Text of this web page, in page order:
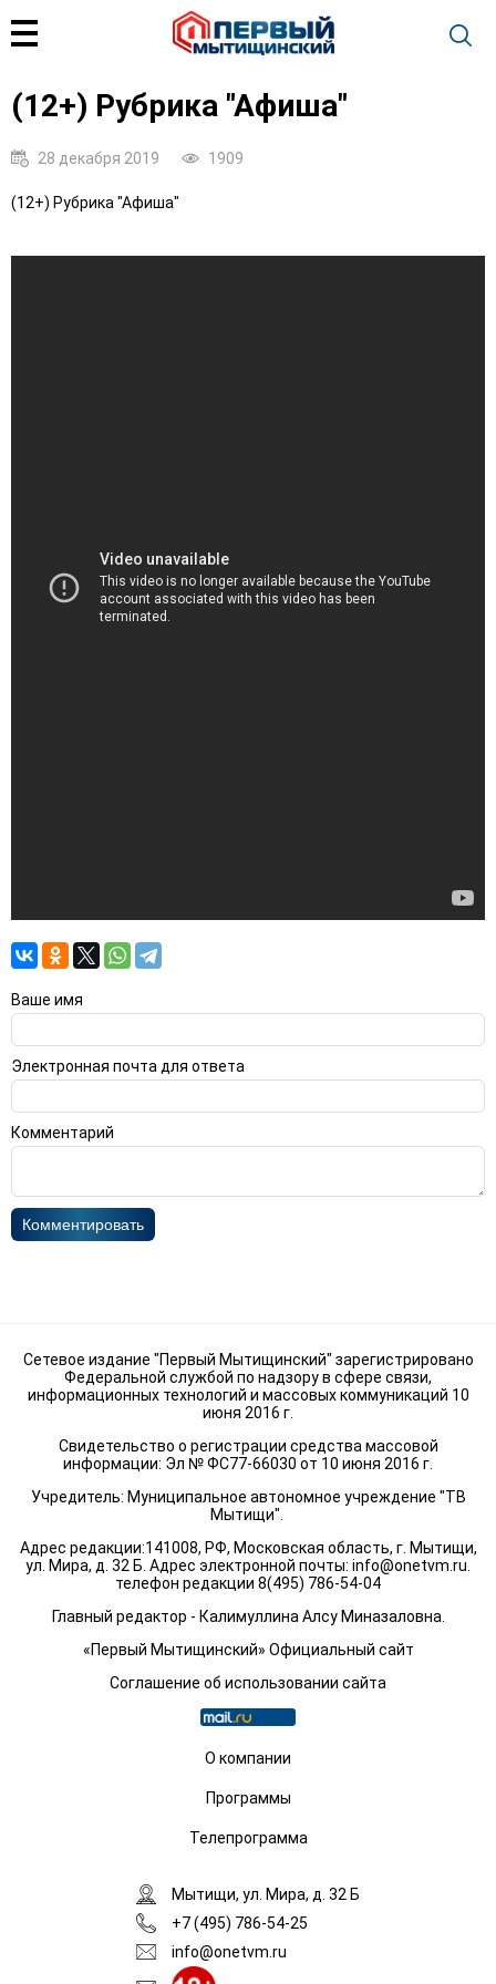
(12+) Рубрика "Афиша"
28 декабря 2019 1909
(12+) Рубрика "Афиша"
Ваше имя
Электронная почта для ответа
Комментарий
Комментировать
Сетевое издание "Первый Мытищинский" зарегистрировано
Федеральной службой по надзору в сфере связи,
информационных технологий и массовых коммуникаций 10
июня 2016 г.
Свидетельство о регистрации средства массовой
информации: Эл № ФС77-66030 от 10 июня 2016 г.
Учредитель: Муниципальное автономное учреждение "ТВ
Мытищи".
Адрес редакции:141008, РФ, Московская область, г. Мытищи,
ул. Мира, д. 32 Б. Адрес электронной почты: info@onetvm.ru
телефон редакции 8(495) 786-54-04
Главный редактор - Калимуллина Алсу Миназаловна.
«Первый Мытищинский» Официальный сайт
Соглашение об использовании сайта
О компании
Программы
Телепрограмма
Мытищи, ул. Мира, д. 32 Б
+7 (495) 786-54-25
info@onetvm.ru